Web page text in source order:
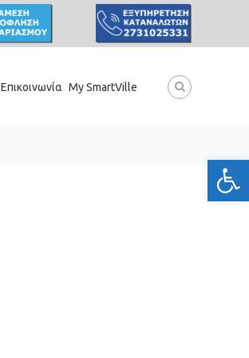
Επικοινωνία My SmartVille